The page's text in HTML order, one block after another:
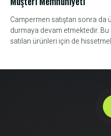
Campermen satıştan sonra da
durmaya devam etmektedir.
satılan ürünleri için de